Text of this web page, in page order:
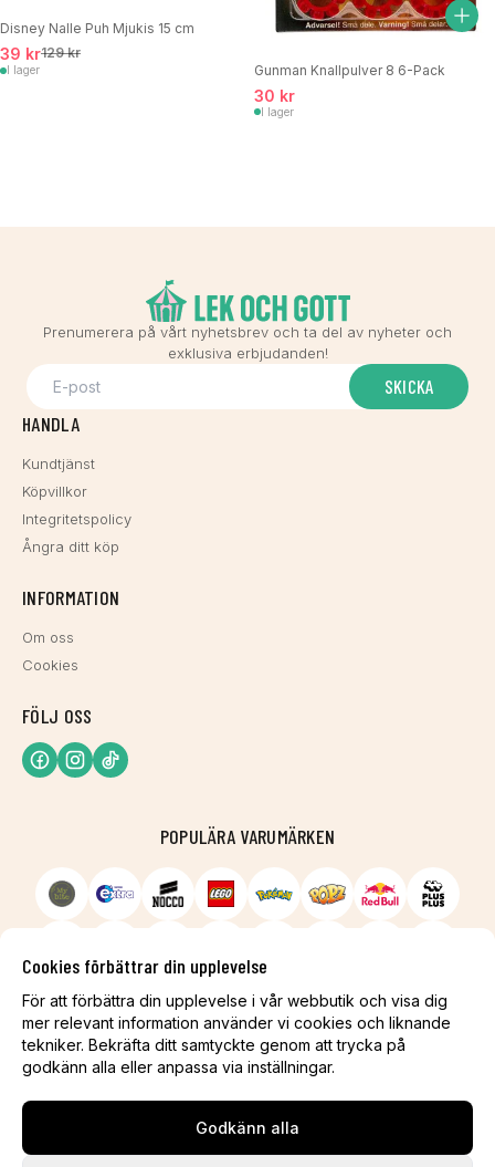
Cookies förbättrar din upplevelse
För att förbättra din upplevelse i vår webbutik och visa dig
mer relevant information använder vi cookies och liknande
tekniker. Bekräfta ditt samtyckte genom att trycka på
godkänn alla eller anpassa via inställningar.
Godkänn alla
Disney Nalle Puh Mjukis 15 cm
39 kr129 kr
I lager Gunman Knallpulver 8 6-Pack
30 kr
I lager
Prenumerera på vårt nyhetsbrev och ta del av nyheter och
exklusiva erbjudanden!
SKICKA
HANDLA
Kundtjänst
Köpvillkor
Integritetspolicy
Ångra ditt köp
INFORMATION
Om oss
Cookies
FÖLJ OSS
POPULÄRA VARUMÄRKEN